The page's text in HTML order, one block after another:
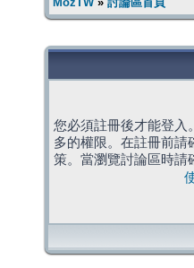
您必須註冊後才能登入
多的權限。在註冊前請
策。當瀏覽討論區時請